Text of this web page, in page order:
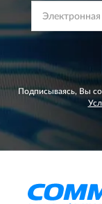
Подписываясь, Вы